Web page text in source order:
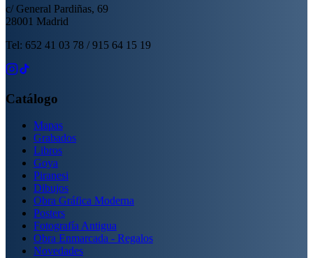
c/ General Pardiñas, 69
28001 Madrid
Tel: 652 41 03 78 / 915 64 15 19
Catálogo
Mapas
Grabados
Libros
Goya
Piranesi
Dibujos
Obra Gráfica Moderna
Posters
Fotografía Antigua
Obra Enmarcada - Regalos
Novedades